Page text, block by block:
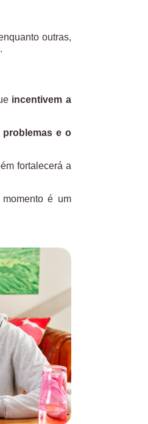
outras,
incentivem a
problemas e o
fortalecerá a
é um